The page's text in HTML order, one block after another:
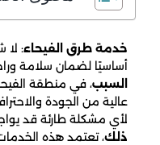
خدمة طرق الفيحاء: لا
أساسيًا لضمان سلامة
السبب، في منطقة
عالية من الجودة
لأي مشكلة طارئة قد
ذلك، تعتمد هذه